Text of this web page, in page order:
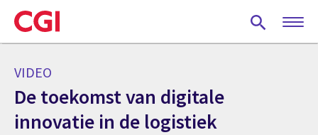
Skip
to
main
VIDEO
De toekomst van digitale
innovatie in de logistiek